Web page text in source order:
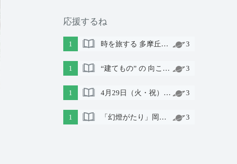
応援するね
1 時を旅する 多摩丘陵 明治元年～｜土曜日の会 第６話 3
1 “建てもの” の 向こう側には 諏訪 がある 3
1 4月29日（火・祝）上映会「そういうわけで」〜障がいのある人と地域の人が演劇づくりに取り組んだ記録〜 3
1 「幻燈がたり」岡谷編 8.6Sat、8.7Sun 3